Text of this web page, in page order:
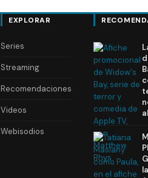
EXPLORAR
Series
Streaming
Recomendaciones
Videos
Webisodios